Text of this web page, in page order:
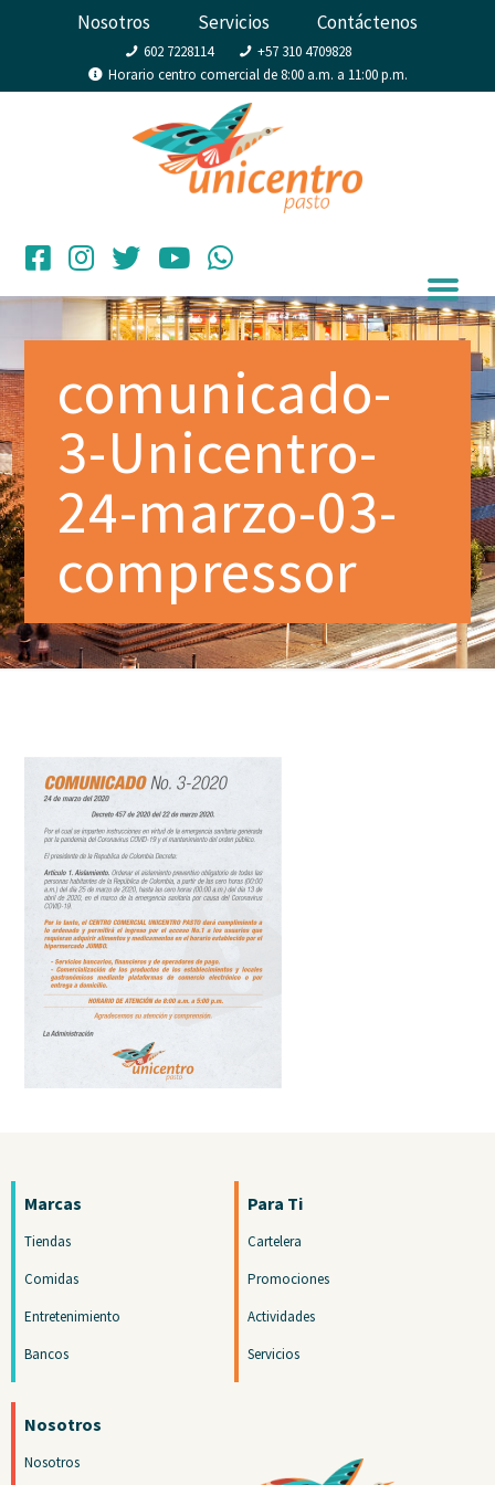
Nosotros Servicios Contáctenos
602 7228114
+57 310 4709828
Horario centro comercial de 8:00 a.m. a 11:00 p.m.
comunicado-
3-Unicentro-
24-marzo-03-
compressor
Marcas
Tiendas
Comidas
Entretenimiento
Bancos
Para Ti
Cartelera
Promociones
Actividades
Servicios
Nosotros
Nosotros